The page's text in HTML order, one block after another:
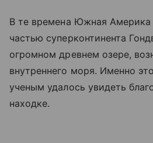
В те времена Южная
частью суперконтинента
огромном древнем озере,
внутреннего моря. Именно
ученым удалось увидеть
находке.